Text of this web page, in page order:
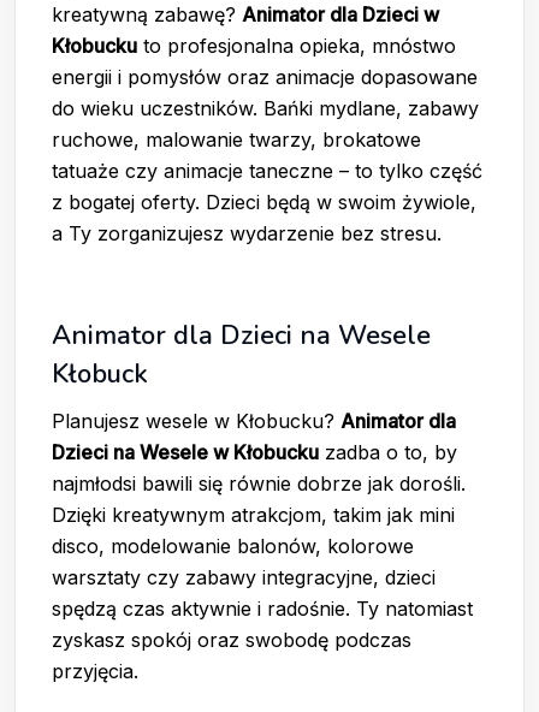
kreatywną zabawę? Animator dla Dzieci w
Kłobucku to profesjonalna opieka, mnóstwo
energii i pomysłów oraz animacje dopasowane
do wieku uczestników. Bańki mydlane, zabawy
ruchowe, malowanie twarzy, brokatowe
tatuaże czy animacje taneczne – to tylko część
z bogatej oferty. Dzieci będą w swoim żywiole,
a Ty zorganizujesz wydarzenie bez stresu.
Animator dla Dzieci na Wesele
Kłobuck
Planujesz wesele w Kłobucku? Animator dla
Dzieci na Wesele w Kłobucku zadba o to, by
najmłodsi bawili się równie dobrze jak dorośli.
Dzięki kreatywnym atrakcjom, takim jak mini
disco, modelowanie balonów, kolorowe
warsztaty czy zabawy integracyjne, dzieci
spędzą czas aktywnie i radośnie. Ty natomiast
zyskasz spokój oraz swobodę podczas
przyjęcia.